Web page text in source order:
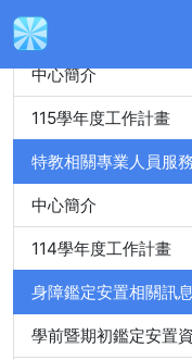
身心障礙特殊教育資源
中心簡介
115學年度工作計畫
特教相關專業人員服
中心簡介
114學年度工作計畫
身障鑑定安置相關訊息
學前暨期初鑑定安置